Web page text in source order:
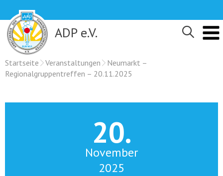
content
ADP e.V.
Startseite Veranstaltungen
Neumarkt –
Regionalgruppentreffen – 20.11.2025
20.
November
2025